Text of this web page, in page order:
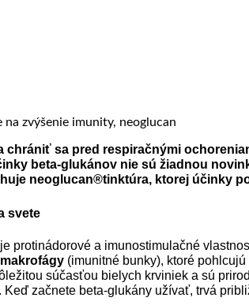
sa pred respiračnými
beta-glukánov nie sú žiadnou
neoglucan®tinktúra, ktorej účinky
svete
protinádorové a imunostimulačné
(imunitné bunky), ktoré
súčasťou bielych krviniek a sú
začnete beta-glukány užívať, trvá